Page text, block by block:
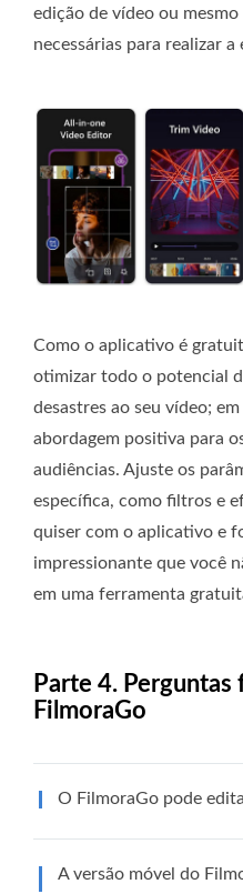
edição de vídeo ou
necessárias para realizar a
Como o aplicativo é
otimizar todo o potencial
desastres ao seu vídeo;
abordagem positiva para
audiências. Ajuste os
específica, como filtros e
quiser com o aplicativo e
impressionante que você
em uma ferramenta
Parte 4.
FilmoraGo
O FilmoraGo pode
A versão móvel do